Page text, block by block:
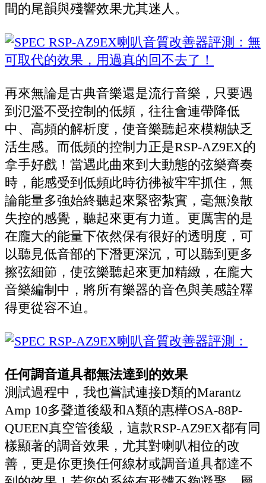
間的尾韻與殘響效果尤其迷人。
再來無論是古典音樂還是流行音樂，只要遇
到氾濫不受控制的低頻，往往會連帶降低
中、高頻的解析度，使音樂聽起來模糊缺乏
活生感。而低頻的控制力正是RSP-AZ9EX的
拿手好戲！當遇此曲來到大動態的弦樂齊奏
時，能感受到低頻此時彷彿被牢牢抓住，無
論能量多強始終聽起來緊密紮實，毫無渙散
失控的感覺，聽起來更有力道。更厲害的是
在龐大的能量下依然保有很好的透明度，可
以聽見低音部的下潛更深沉，可以聽到更多
擦弦細節，使弦樂聽起來更加精緻，在龐大
音樂編制中，將所有樂器的音色與美感詮釋
得更從容不迫。
任何調音道具都無法達到的效果
測試過程中，我也嘗試連接D類的Marantz
Amp 10多聲道後級和A類的惠樺OSA-88P-
QUEEN真空管後級，這款RSP-AZ9EX都有同
樣顯著的調音效果，尤其對喇叭相位的改
善，更是你更換任何線材或調音道具都達不